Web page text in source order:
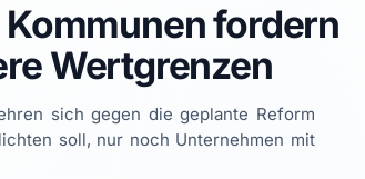
fordern
Wertgrenzen
sich gegen die geplante Reform
soll, nur noch Unternehmen mit